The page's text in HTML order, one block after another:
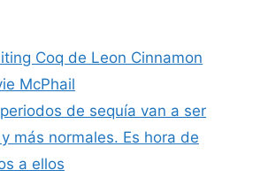
Coq de Leon Cinnamon
McPhail
de sequía van a ser
más normales. Es hora de
a ellos